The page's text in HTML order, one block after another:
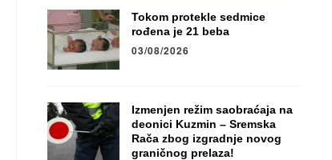
Tokom protekle sedmice
rođena je 21 beba
03/08/2026
Izmenjen režim saobraćaja na
deonici Kuzmin – Sremska
Rača zbog izgradnje novog
graničnog prelaza!